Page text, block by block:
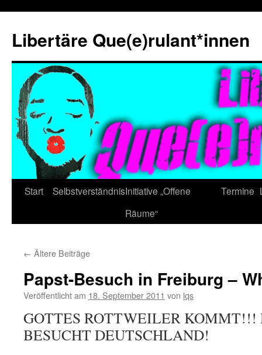
springen
Libertäre Que(e)rulant*innen
Start SelbstverständnisInitiative „Offene
Räume“
Termine
← Ältere Beiträge
Papst-Besuch in Freiburg –
Veröffentlicht am 18. September 2011 von lqs
GOTTES ROTTWEILER KOMMT!!!
BESUCHT DEUTSCHLAND!